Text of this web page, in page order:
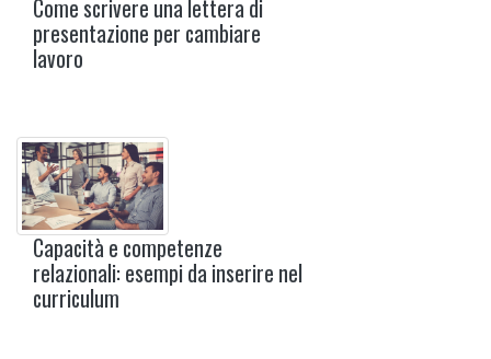
Come scrivere una lettera di
presentazione per cambiare
lavoro
Capacità e competenze
relazionali: esempi da inserire nel
curriculum